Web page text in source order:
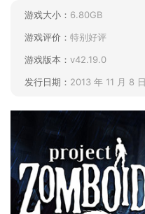
游戏大小： 6.80GB
游戏评价： 特别好评
游戏版本： v42.19.0
发行日期： 2013 年 11 月 8 日